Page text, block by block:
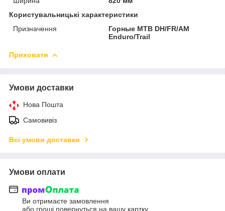
Користувальницькі характеристики
Призначення
Горные MTB DH/FR/AM
Enduro/Trail
Приховати
Умови доставки
Нова Пошта
Самовивіз
Всі умови доставки
Умови оплати
Ви отримаєте замовлення
або гроші повернуться на вашу картку